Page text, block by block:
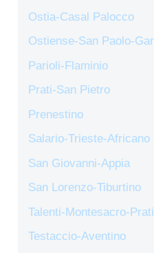
Ostia-Casal Palocco
Ostiense-San Paolo-
Parioli-Flaminio
Prati-San Pietro
Prenestino
Salario-Trieste-Africano
San Giovanni-Appia
San Lorenzo-Tiburtino
Talenti-Montesacro-
Testaccio-Aventino